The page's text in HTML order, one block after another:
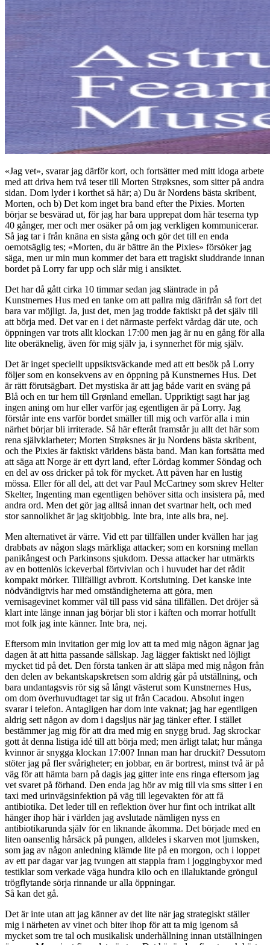
«Jag vet», svarar jag därför kort, och fortsätter med mitt idoga arbete
med att driva hem två teser till Morten Strøksnes, som sitter på andra
sidan. Dom lyder i korthet så här; a) Du är Nordens bästa skribent,
Morten, och b) Det kom inget bra band efter the Pixies. Morten
börjar se besvärad ut, för jag har bara upprepat dom här teserna typ
40 gånger, mer och mer osäker på om jag verkligen kommunicerar.
Så jag tar i från knäna en sista gång och gör det till en enda
oemotsäglig tes; «Morten, du är bättre än the Pixies» försöker jag
säga, men ur min mun kommer det bara ett tragiskt sluddrande innan
bordet på Lorry far upp och slår mig i ansiktet.
Det har då gått cirka 10 timmar sedan jag släntrade in på
Kunstnernes Hus med en tanke om att pallra mig därifrån så fort det
bara var möjligt. Ja, just det, men jag trodde faktiskt på det själv till
att börja med. Det var en i det närmaste perfekt vårdag där ute, och
öppningen var trots allt klockan 17:00 men jag är nu en gång för alla
lite oberäknelig, även för mig själv ja, i synnerhet för mig själv.
Det är inget speciellt uppsiktsväckande med att ett besök på Lorry
följer som en konsekvens av en öppning på Kunstnernes Hus. Det
är rätt förutsägbart. Det mystiska är att jag både varit en sväng på
Blå och en tur hem till Grønland emellan. Uppriktigt sagt har jag
ingen aning om hur eller varför jag egentligen är på Lorry. Jag
förstår inte ens varför bordet smäller till mig och varför alla i min
närhet börjar bli irriterade. Så här efteråt framstår ju allt det här som
rena självklarheter; Morten Strøksnes är ju Nordens bästa skribent,
och the Pixies är faktiskt världens bästa band. Man kan fortsätta med
att säga att Norge är ett dyrt land, efter Lördag kommer Söndag och
en del av oss dricker på tok för mycket. Att påven har en lustig
mössa. Eller för all del, att det var Paul McCartney som skrev Helter
Skelter, Ingenting man egentligen behöver sitta och insistera på, med
andra ord. Men det gör jag alltså innan det svartnar helt, och med
stor sannolikhet är jag skitjobbig. Inte bra, inte alls bra, nej.
Men alternativet är värre. Vid ett par tillfällen under kvällen har jag
drabbats av någon slags märkliga attacker; som en korsning mellan
panikångest och Parkinsons sjukdom. Dessa attacker har utmärkts
av en bottenlös ickeverbal förtvivlan och i huvudet har det rådit
kompakt mörker. Tillfälligt avbrott. Kortslutning. Det kanske inte
nödvändigtvis har med omständigheterna att göra, men
vernisagevinet kommer väl till pass vid såna tillfällen. Det dröjer så
klart inte länge innan jag börjar bli stor i käften och morrar hotfullt
mot folk jag inte känner. Inte bra, nej.
Eftersom min invitation ger mig lov att ta med mig någon ägnar jag
dagen åt att hitta passande sällskap. Jag lägger faktiskt ned löjligt
mycket tid på det. Den första tanken är att släpa med mig någon från
den delen av bekantskapskretsen som aldrig går på utställning, och
bara undantagsvis rör sig så långt västerut som Kunstnernes Hus,
om dom överhuvudtaget tar sig ut från Cacadou. Absolut ingen
svarar i telefon. Antagligen har dom inte vaknat; jag har egentligen
aldrig sett någon av dom i dagsljus när jag tänker efter. I stället
bestämmer jag mig för att dra med mig en snygg brud. Jag skrockar
gott åt denna listiga idé till att börja med; men ärligt talat; hur många
kvinnor är snygga klockan 17:00? Innan man har druckit? Dessutom
stöter jag på fler svårigheter; en jobbar, en är bortrest, minst två är på
väg för att hämta barn på dagis jag gitter inte ens ringa eftersom jag
vet svaret på förhand. Den enda jag hör av mig till via sms sitter i en
taxi med urinvägsinfektion på väg till legevakten för att få
antibiotika. Det leder till en reflektion över hur fint och intrikat allt
hänger ihop här i världen jag avslutade nämligen nyss en
antibiotikarunda själv för en liknande åkomma. Det började med en
liten oansenlig hårsäck på pungen, alldeles i skarven mot ljumsken,
som jag av någon anledning klämde lite på en morgon, och i loppet
av ett par dagar var jag tvungen att stappla fram i joggingbyxor med
testiklar som verkade väga hundra kilo och en illaluktande gröngul
trögflytande sörja rinnande ur alla öppningar.
Så kan det gå.
Det är inte utan att jag känner av det lite när jag strategiskt ställer
mig i närheten av vinet och biter ihop för att ta mig igenom så
mycket som tre tal och musikalisk underhållning innan utställningen